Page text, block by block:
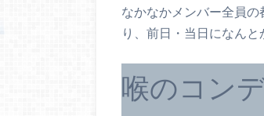
なかなかメンバー全員
り、前日・当日になん
喉のコン